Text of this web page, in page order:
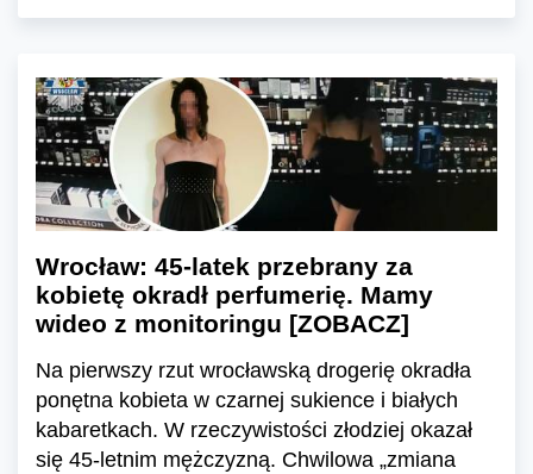
Wrocław: 45-latek przebrany za
kobietę okradł perfumerię. Mamy
wideo z monitoringu [ZOBACZ]
Na pierwszy rzut wrocławską drogerię okradła
ponętna kobieta w czarnej sukience i białych
kabaretkach. W rzeczywistości złodziej okazał
się 45-letnim mężczyzną. Chwilowa „zmiana